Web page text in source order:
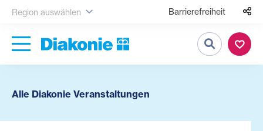
Region auswählen Barrierefreiheit
Suche
Alle Diakonie Veranstaltungen